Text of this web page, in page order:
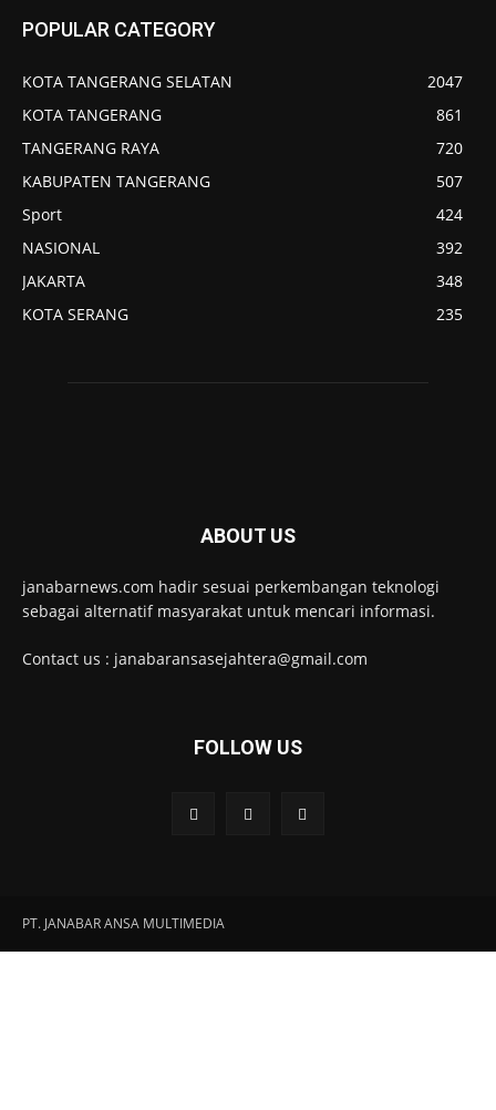
POPULAR CATEGORY
KOTA TANGERANG SELATAN
2047
KOTA TANGERANG
861
TANGERANG RAYA
720
KABUPATEN TANGERANG
507
Sport
424
NASIONAL
392
JAKARTA
348
KOTA SERANG
235
ABOUT US
janabarnews.com hadir sesuai perkembangan teknologi
sebagai alternatif masyarakat untuk mencari informasi.
Contact us : janabaransasejahtera@gmail.com
FOLLOW US
PT. JANABAR ANSA MULTIMEDIA